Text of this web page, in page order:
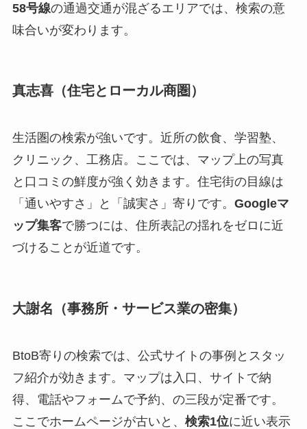
58号線の通過交通が混ざるエリアでは、検索の意
味合いが変わります。
真志喜（住宅とローカル商圏）
生活圏の検索が強いです。近所の飲食、学習塾、
クリニック、工務店。ここでは、マップ上の写真
と口コミの鮮度が強く効きます。住宅街の目線は
「通いやすさ」と「誠実さ」寄りです。 Googleマ
ップ集客で勝つには、住所表記の揺れをゼロに近
づけることが近道です。
大謝名（事務所・サービス業の密集）
BtoB寄りの検索では、公式サイトの事例とスタッ
フ紹介が効きます。マップは入口、サイトで納
得、電話やフォームで予約、の三段が定番です。
ここでホームページが古いと、 検索1位に近い表示